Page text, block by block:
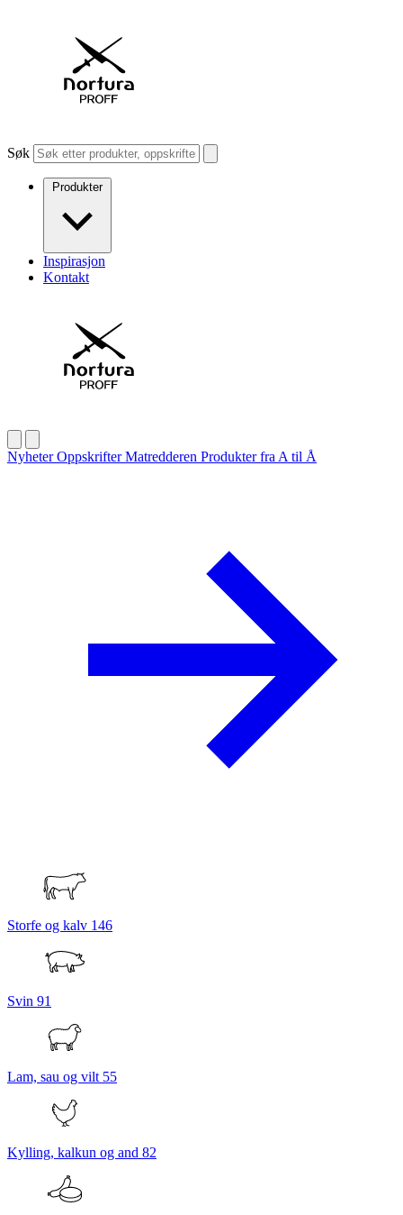
Søk
Produkter
Inspirasjon
Kontakt
NyheterOppskrifterMatredderen Produkter fra A til Å
Storfe og kalv 146
Svin 91
Lam, sau og vilt 55
Kylling, kalkun og and 82